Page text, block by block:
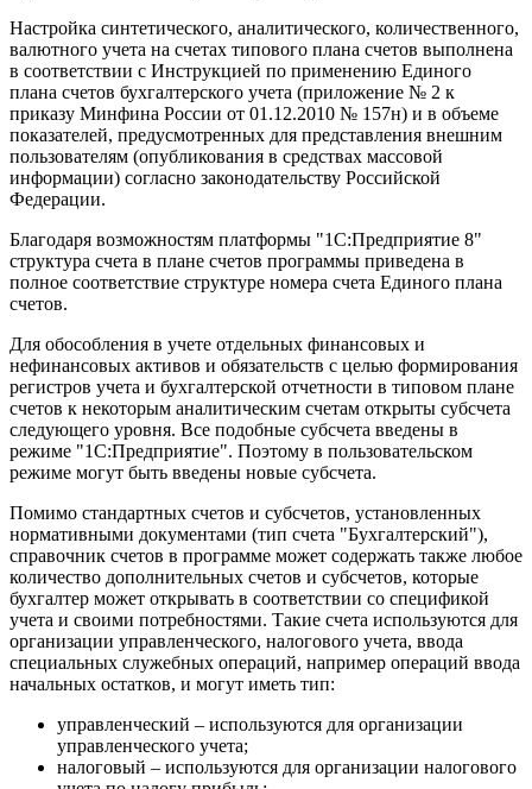
Настройка синтетического, аналитического, количественного,
валютного учета на счетах типового плана счетов выполнена
в соответствии с Инструкцией по применению Единого
плана счетов бухгалтерского учета (приложение № 2 к
приказу Минфина России от 01.12.2010 № 157н) и в объеме
показателей, предусмотренных для представления внешним
пользователям (опубликования в средствах массовой
информации) согласно законодательству Российской
Федерации.
Благодаря возможностям платформы "1С:Предприятие 8"
структура счета в плане счетов программы приведена в
полное соответствие структуре номера счета Единого плана
счетов.
Для обособления в учете отдельных финансовых и
нефинансовых активов и обязательств с целью формирования
регистров учета и бухгалтерской отчетности в типовом плане
счетов к некоторым аналитическим счетам открыты субсчета
следующего уровня. Все подобные субсчета введены в
режиме "1С:Предприятие". Поэтому в пользовательском
режиме могут быть введены новые субсчета.
Помимо стандартных счетов и субсчетов, установленных
нормативными документами (тип счета "Бухгалтерский"),
справочник счетов в программе может содержать также любое
количество дополнительных счетов и субсчетов, которые
бухгалтер может открывать в соответствии со спецификой
учета и своими потребностями. Такие счета используются для
организации управленческого, налогового учета, ввода
специальных служебных операций, например операций ввода
начальных остатков, и могут иметь тип:
управленческий – используются для организации
управленческого учета;
налоговый – используются для организации налогового